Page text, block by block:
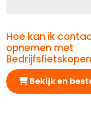
Afbeelding Hoe
Hoe kan ik
opnemen met
Bekijk en